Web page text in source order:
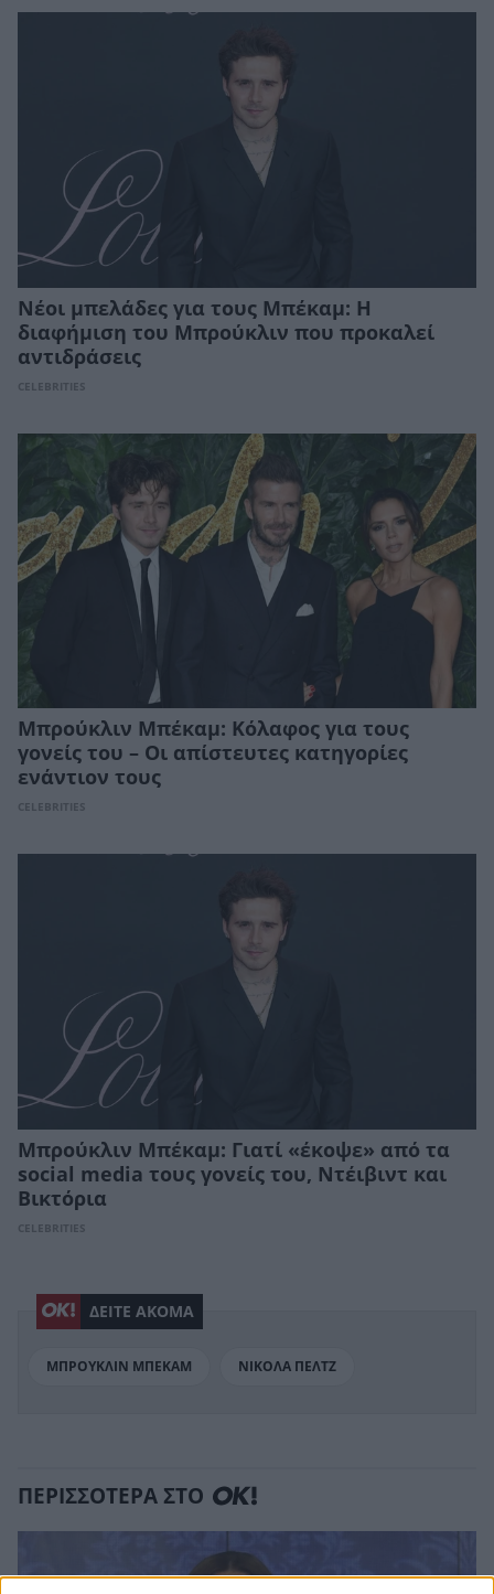
Νέοι μπελάδες για τους Μπέκαμ: Η
διαφήμιση του Μπρούκλιν που προκαλεί
αντιδράσεις
CELEBRITIES
Μπρούκλιν Μπέκαμ: Kόλαφος για τους
γονείς του – Οι απίστευτες κατηγορίες
ενάντιον τους
CELEBRITIES
Μπρούκλιν Μπέκαμ: Γιατί «έκοψε» από τα
social media τους γονείς του, Ντέιβιντ και
Βικτόρια
CELEBRITIES
ΔΕΙΤΕ ΑΚΟΜΑ
ΜΠΡΟΥΚΛΙΝ ΜΠΕΚΑΜ ΝΙΚΟΛΑ ΠΕΛΤΖ
ΠΕΡΙΣΣΟΤΕΡΑ ΣΤΟ